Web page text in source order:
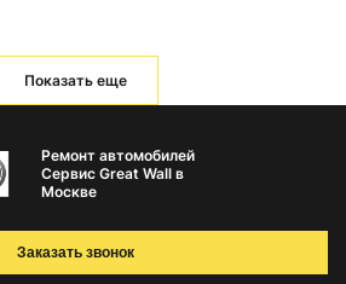
Показать еще
Ремонт автомобилей
Сервис Great Wall в
Москве
Заказать звонок